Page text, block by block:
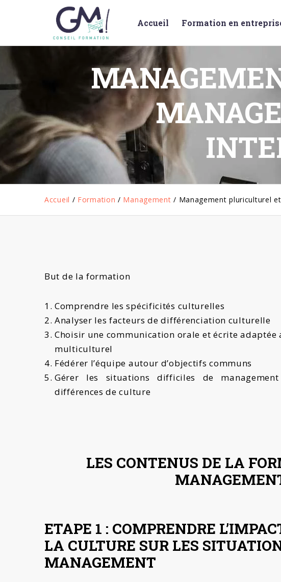
Accueil Formation en
Accueil / Formation / Management / Management pluriculturel
But de la formation
Comprendre les spécificités culturelles
Analyser les facteurs de différenciation culturelle
Choisir une communication orale et écrite adaptée
multiculturel
Fédérer l’équipe autour d’objectifs communs
Gérer les situations difficiles de
différences de culture
LES CONTENUS DE LA
ETAPE 1 : COMPRENDRE
LA CULTURE SUR LES
MANAGEMENT